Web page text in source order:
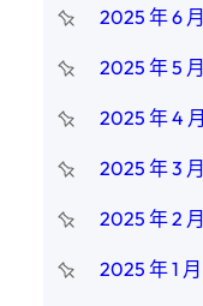
2025 年 6 月
2025 年 5 月
2025 年 4 月
2025 年 3 月
2025 年 2 月
2025 年 1 月